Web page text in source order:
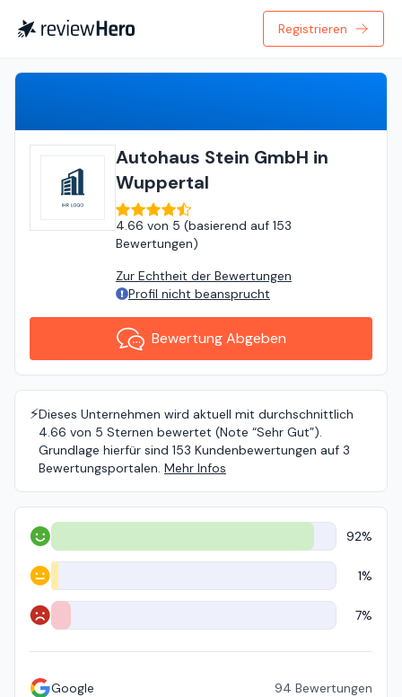
Registrieren
Autohaus Stein GmbH in
Wuppertal
4.66 von 5 (basierend auf 153
Bewertungen)
Zur Echtheit der Bewertungen
Profil nicht beansprucht
Bewertung Abgeben
⚡️Dieses Unternehmen wird aktuell mit durchschnittlich
4.66 von 5 Sternen bewertet (Note “Sehr Gut”).
Grundlage hierfür sind 153 Kundenbewertungen auf 3
Bewertungsportalen. Mehr Infos
Positiv 92%
Neutral 1%
Negativ 7%
Google 94 Bewertungen